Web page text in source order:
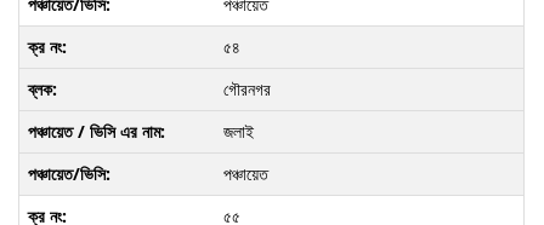
৫৪
গৌরনগর
জলাই
পঞ্চায়েত
৫৫